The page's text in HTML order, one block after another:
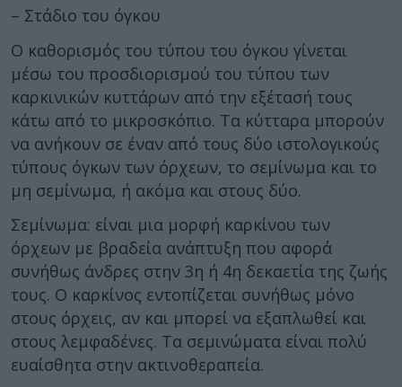
– Στάδιο του όγκου
Ο καθορισμός του τύπου του όγκου γίνεται
μέσω του προσδιορισμού του τύπου των
καρκινικών κυττάρων από την εξέτασή τους
κάτω από το μικροσκόπιο. Τα κύτταρα μπορούν
να ανήκουν σε έναν από τους δύο ιστολογικούς
τύπους όγκων των όρχεων, το σεμίνωμα και το
μη σεμίνωμα, ή ακόμα και στους δύο.
Σεμίνωμα: είναι μια μορφή καρκίνου των
όρχεων με βραδεία ανάπτυξη που αφορά
συνήθως άνδρες στην 3η ή 4η δεκαετία της ζωής
τους. Ο καρκίνος εντοπίζεται συνήθως μόνο
στους όρχεις, αν και μπορεί να εξαπλωθεί και
στους λεμφαδένες. Τα σεμινώματα είναι πολύ
ευαίσθητα στην ακτινοθεραπεία.